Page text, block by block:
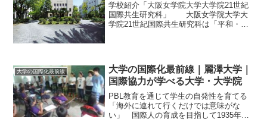
学校紹介「大阪女学院大学大学院21世紀
国際共生研究科」 大阪女学院大学大
学院21世紀国際共生研究科は「平和・共
に置いたカリキュラ...
大学の国際化最前線
大学の国際化最前線｜麗澤大学｜
国際協力が学べる大学・大学院
PBL教育を通じて学生の自発性を育てる
「海外に連れて行くだけでは意味がな
い」 国際人の育成を目指して1935年に